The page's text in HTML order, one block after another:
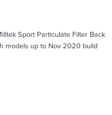
Sport Particulate Filter Back
models up to Nov 2020 build